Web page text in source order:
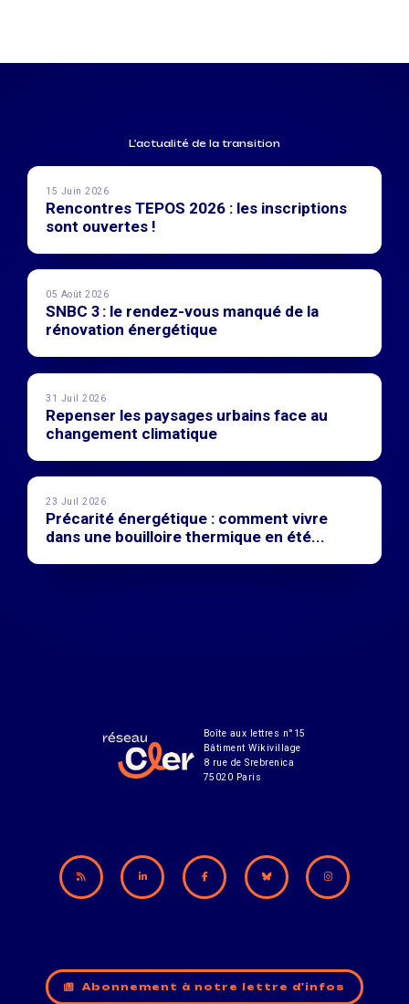
L'actualité de la transition
15 Juin 2026
Rencontres TEPOS 2026 : les inscriptions
sont ouvertes !
05 Août 2026
SNBC 3 : le rendez-vous manqué de la
rénovation énergétique
31 Juil 2026
Repenser les paysages urbains face au
changement climatique
23 Juil 2026
Précarité énergétique : comment vivre
dans une bouilloire thermique en été...
Boîte aux lettres n°15
Bâtiment Wikivillage
8 rue de Srebrenica
75020 Paris
Abonnement à notre lettre d'infos